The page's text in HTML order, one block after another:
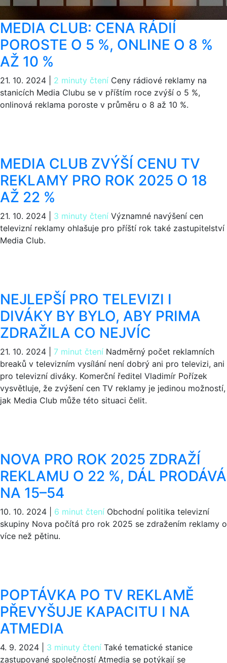
MEDIA CLUB: CENA RÁDIÍ
POROSTE O 5 %, ONLINE O 8 %
AŽ 10 %
21. 10. 2024 2 minuty čtení Ceny rádiové reklamy na
stanicích Media Clubu se v příštím roce zvýší o 5 %,
onlinová reklama poroste v průměru o 8 až 10 %.
MEDIA CLUB ZVÝŠÍ CENU TV
REKLAMY PRO ROK 2025 O 18
AŽ 22 %
21. 10. 2024 3 minuty čtení Významné navýšení cen
televizní reklamy ohlašuje pro příští rok také zastupitelství
Media Club.
NEJLEPŠÍ PRO TELEVIZI I
DIVÁKY BY BYLO, ABY PRIMA
ZDRAŽILA CO NEJVÍC
21. 10. 2024 7 minut čtení Nadměrný počet reklamních
breaků v televizním vysílání není dobrý ani pro televizi, ani
pro televizní diváky. Komerční ředitel Vladimír Pořízek
vysvětluje, že zvýšení cen TV reklamy je jedinou možností,
jak Media Club může této situaci čelit.
NOVA PRO ROK 2025 ZDRAŽÍ
REKLAMU O 22 %, DÁL PRODÁVÁ
NA 15–54
10. 10. 2024 6 minut čtení Obchodní politika televizní
skupiny Nova počítá pro rok 2025 se zdražením reklamy o
více než pětinu.
POPTÁVKA PO TV REKLAMĚ
PŘEVYŠUJE KAPACITU I NA
ATMEDIA
4. 9. 2024 3 minuty čtení Také tematické stanice
zastupované společností Atmedia se potýkají se